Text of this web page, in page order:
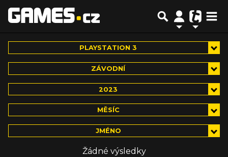
PLAYSTATION 3
ZÁVODNÍ
2023
MĚSÍC
JMÉNO
Žádné výsledky